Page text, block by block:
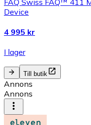
Device
4 995 kr
I lager
Till butik
Annons
Annons